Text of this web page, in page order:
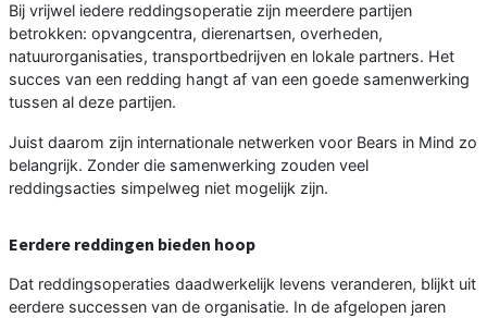
Bij vrijwel iedere reddingsoperatie zijn meerdere partijen
betrokken: opvangcentra, dierenartsen, overheden,
natuurorganisaties, transportbedrijven en lokale partners. Het
succes van een redding hangt af van een goede samenwerking
tussen al deze partijen.
Juist daarom zijn internationale netwerken voor Bears in Mind zo
belangrijk. Zonder die samenwerking zouden veel
reddingsacties simpelweg niet mogelijk zijn.
Eerdere reddingen bieden hoop
Dat reddingsoperaties daadwerkelijk levens veranderen, blijkt uit
eerdere successen van de organisatie. In de afgelopen jaren